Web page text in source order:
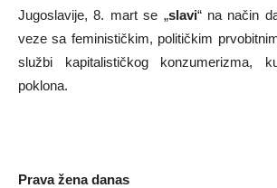
Jugoslavije, 8. mart se „slavi“ na način
veze sa feminističkim, političkim
službi kapitalističkog konzumerizma,
poklona.
Prava žena danas